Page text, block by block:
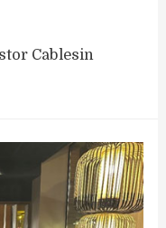
Cablesin